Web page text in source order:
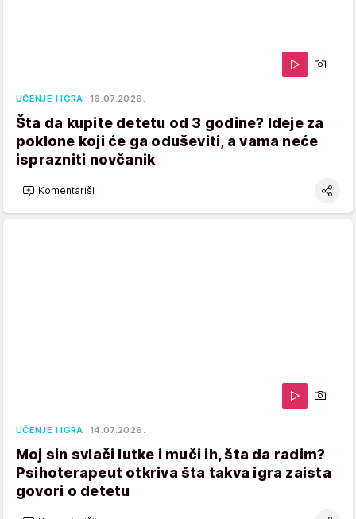
UČENJE I IGRA 16.07.2026.
Šta da kupite detetu od 3 godine? Ideje za
poklone koji će ga oduševiti, a vama neće
isprazniti novčanik
Komentariši
UČENJE I IGRA 14.07.2026.
Moj sin svlači lutke i muči ih, šta da radim?
Psihoterapeut otkriva šta takva igra zaista
govori o detetu